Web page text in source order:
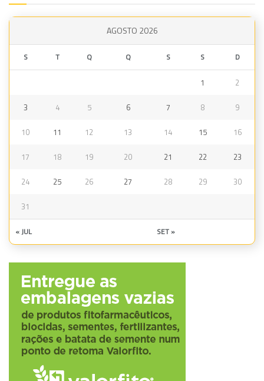
AGOSTO 2026
S T Q Q S S D
1 2
3 4 5 6 7 8 9
10 11 12 13 14 15 16
17 18 19 20 21 22 23
24 25 26 27 28 29 30
31
« JUL SET »